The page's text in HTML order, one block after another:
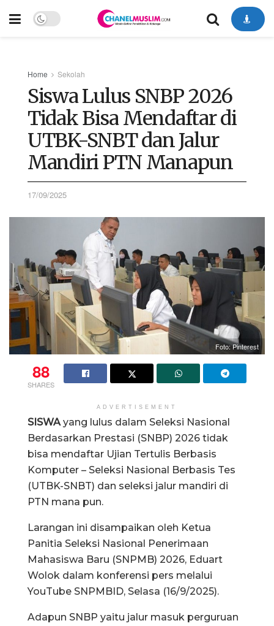
Home Sekolah
Siswa Lulus SNBP 2026
Tidak Bisa Mendaftar di
UTBK-SNBT dan Jalur
Mandiri PTN Manapun
17/09/2025
Foto: Pinterest
88
SHARES
ADVERTISEMENT
SISWA yang lulus dalam Seleksi Nasional
Berdasarkan Prestasi (SNBP) 2026 tidak
bisa mendaftar Ujian Tertulis Berbasis
Komputer – Seleksi Nasional Berbasis Tes
(UTBK-SNBT) dan seleksi jalur mandiri di
PTN mana pun.
Larangan ini disampaikan oleh Ketua
Panitia Seleksi Nasional Penerimaan
Mahasiswa Baru (SNPMB) 2026, Eduart
Wolok dalam konferensi pers melalui
YouTube SNPMBID, Selasa (16/9/2025).
Adapun SNBP yaitu jalur masuk perguruan